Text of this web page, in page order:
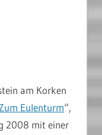
am Korken
Eulenturm“,
2008 mit einer